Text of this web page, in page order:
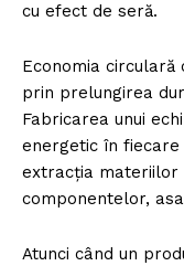
cu efect de seră.
Economia
prin prelungirea
Fabricarea unui
energetic în
extracția materiilor
componentelor,
Atunci când un